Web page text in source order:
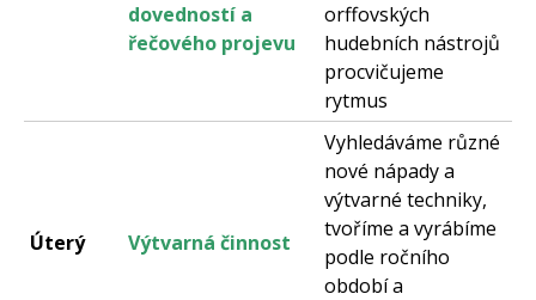
dovedností a
řečového projevu
orffovských
hudebních nástrojů
procvičujeme
rytmus
Úterý Výtvarná činnost
Vyhledáváme různé
nové nápady a
výtvarné techniky,
tvoříme a vyrábíme
podle ročního
období a